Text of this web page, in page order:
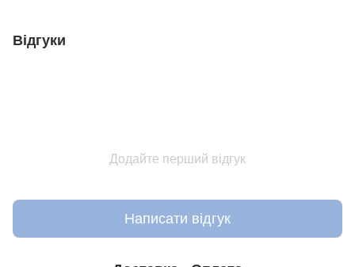
Відгуки
Додайте перший відгук
Написати відгук